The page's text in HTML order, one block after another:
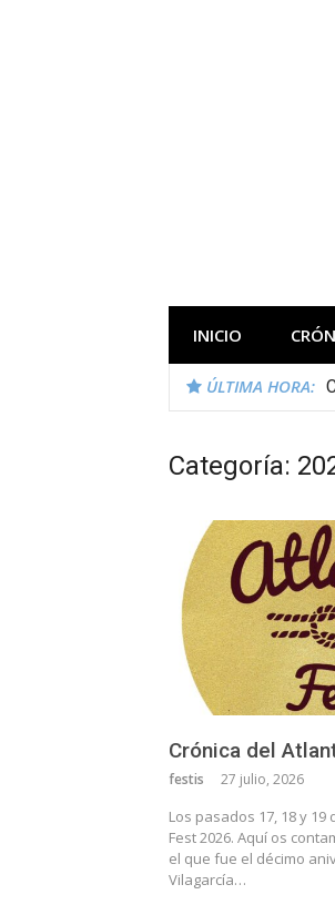
INICIO
ÚLTIMA HORA:
Categoría:
Crónica del
festis 27 julio, 2026
Los pasados 17, 18 y
Fest 2026. Aquí os
el que fue el décimo
Vilagarcía…